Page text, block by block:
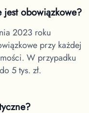
jest obowiązkowe?
2023 roku
przy każdej
W przypadku
5 tys. zł.